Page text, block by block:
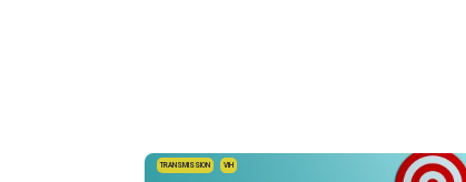
TRANSMISSION VIH